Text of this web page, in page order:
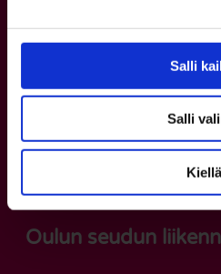
Salli
Salli
Kiellä
Asiakaspalvelu
ma–pe kello 8–16
Verkkokauppa (Waltti)
Oulun seudun